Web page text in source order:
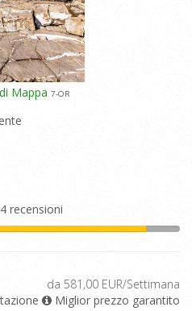
Mappa 7-OR
recensioni
da 581,00 EUR/Settimana
Miglior prezzo garantito